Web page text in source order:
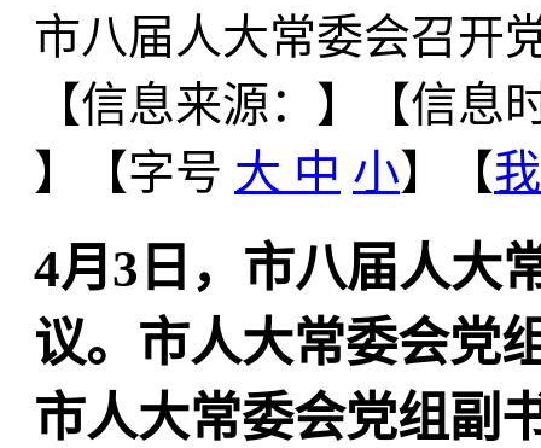
市八届人大常委会召开
【信息来源： 】
【信息
】【字号 大 中 小】【
4月3日，市八届人大
议。市人大常委会党
市人大常委会党组副